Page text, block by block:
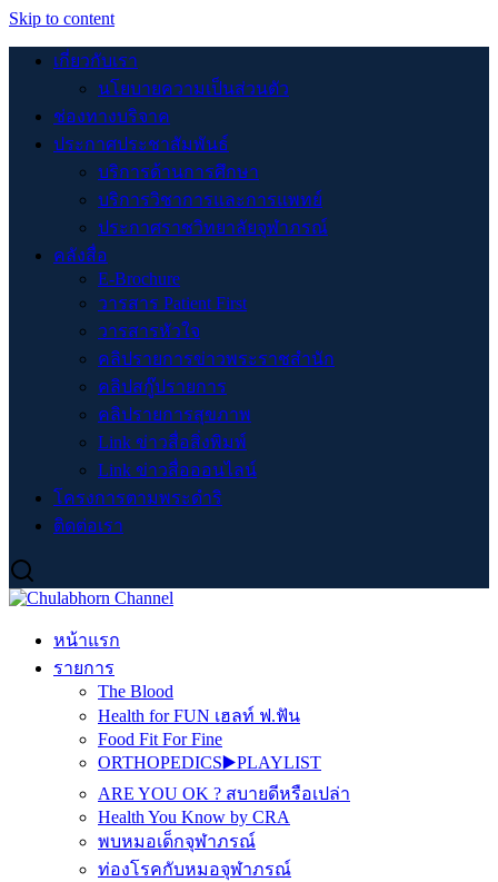
Skip to content
เกี่ยวกับเรา
นโยบายความเป็นส่วนตัว
ช่องทางบริจาค
ประกาศประชาสัมพันธ์
บริการด้านการศึกษา
บริการวิชาการและการแพทย์
ประกาศราชวิทยาลัยจุฬาภรณ์
คลังสื่อ
E-Brochure
วารสาร Patient First
วารสารหัวใจ
คลิปรายการข่าวพระราชสำนัก
คลิปสกู๊ปรายการ
คลิปรายการสุขภาพ
Link ข่าวสื่อสิ่งพิมพ์
Link ข่าวสื่อออนไลน์
โครงการตามพระดำริ
ติดต่อเรา
หน้าแรก
รายการ
The Blood
Health for FUN เฮลท์ ฟ.ฟัน
Food Fit For Fine
ORTHOPEDICS▶️PLAYLIST
ARE YOU OK ? สบายดีหรือเปล่า
Health You Know by CRA
พบหมอเด็กจุฬาภรณ์
ท่องโรคกับหมอจุฬาภรณ์